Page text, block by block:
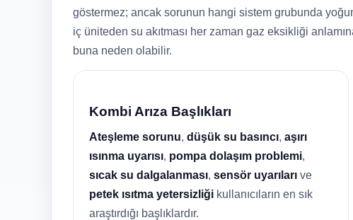
göstermez; ancak sorunun hangi sistem grubunda
iç üniteden su akıtması her zaman gaz eksikliği
buna neden olabilir.
Kombi Arıza Başlıkları
Ateşleme sorunu, düşük su basıncı, aşırı
ısınma uyarısı, pompa dolaşım problemi,
sıcak su dalgalanması, sensör uyarıları ve
petek ısıtma yetersizliği kullanıcıların en sık
araştırdığı başlıklardır.